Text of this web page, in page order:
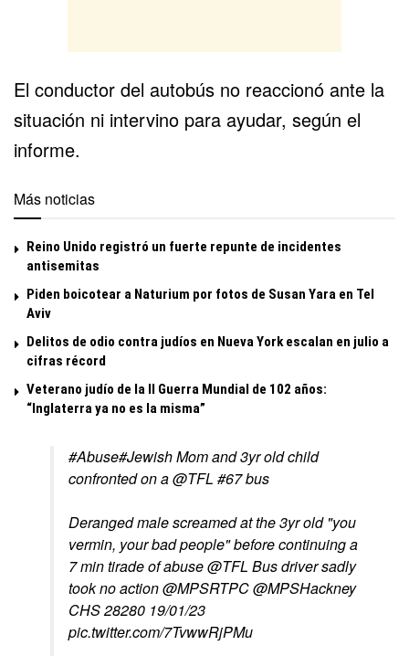
El conductor del autobús no reaccionó ante la
situación ni intervino para ayudar, según el
informe.
Más noticias
Reino Unido registró un fuerte repunte de incidentes
antisemitas
Piden boicotear a Naturium por fotos de Susan Yara en Tel
Aviv
Delitos de odio contra judíos en Nueva York escalan en julio a
cifras récord
Veterano judío de la II Guerra Mundial de 102 años:
“Inglaterra ya no es la misma”
#Abuse#JewishMom and 3yr old child
confronted on a@TFL #67 bus
Deranged male screamed at the 3yr old "you
vermin, your bad people" before continuing a
7 min tirade of abuse@TFL Bus driver sadly
took no action@MPSRTPC@MPSHackney
CHS 28280 19/01/23
pic.twitter.com/7TvwwRjPMu